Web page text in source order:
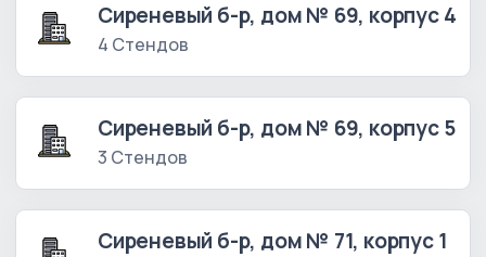
Сиреневый б-р, дом № 69, корпус 4
4 Стендов
Сиреневый б-р, дом № 69, корпус 5
3 Стендов
Сиреневый б-р, дом № 71, корпус 1